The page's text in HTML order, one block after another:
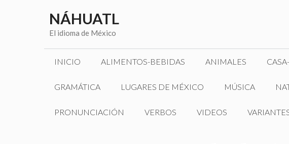
contenido
NÁHUATL
El idioma de México
INICIO ALIMENTOS-BEBIDAS ANIMALES
GRAMÁTICA LUGARES DE MÉXICO MÚSICA
PRONUNCIACIÓN VERBOS VIDEOS